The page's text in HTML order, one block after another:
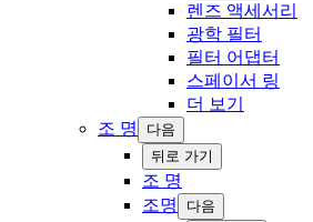
렌즈 액세서리
광학 필터
필터 어댑터
스페이서 링
더 보기
조 명
다음
‍뒤로 ‍가기
조 명
조명
다음